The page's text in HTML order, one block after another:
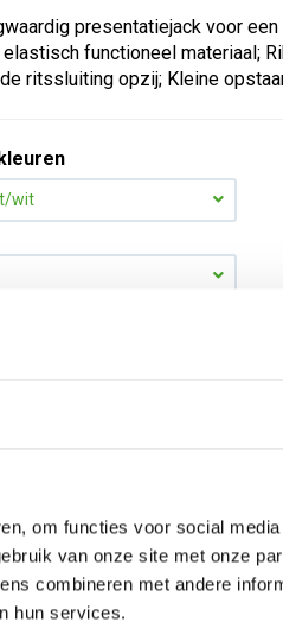
om functies voor social
van onze site met onze
combineren met andere
hun services.
presentatiejack voor
functioneel materiaal;
ritssluiting opzij; Kleine
wit
vanaf €150,- exclusief BTW